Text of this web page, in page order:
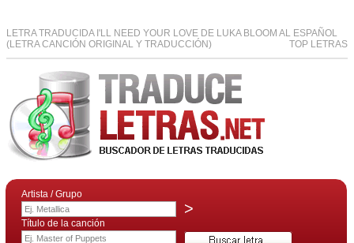
LETRA TRADUCIDA I'LL NEED YOUR LOVE DE LUKA BLOOM AL ESPAÑOL
(LETRA CANCIÓN ORIGINAL Y TRADUCCIÓN)
TOP LETRAS
Artista / Grupo
>
Título de la canción